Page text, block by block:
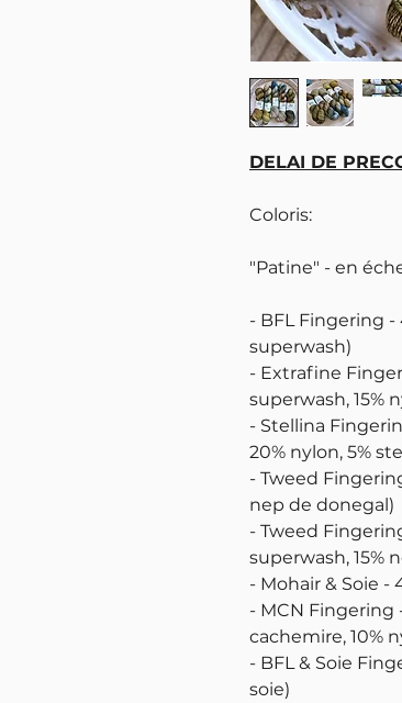
DELAI DE
Coloris:
"Patine" - en
- BFL Fingering
superwash)
- Extrafine
superwash, 15%
- Stellina
20% nylon, 5%
- Tweed
nep de donegal)
- Tweed
superwash, 15%
- Mohair & Soie -
- MCN Fingering
cachemire, 10%
- BFL & Soie
soie)